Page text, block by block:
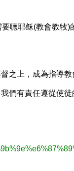
聴耶稣(教會教牧)
上，成為指導
有責任遵從使